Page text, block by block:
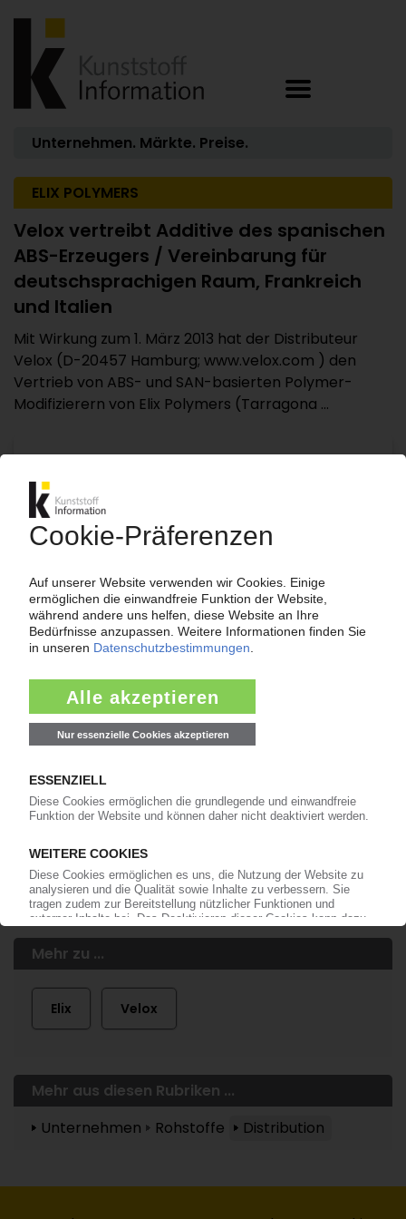
Unternehmen. Märkte. Preise.
ELIX POLYMERS
Velox vertreibt Additive des spanischen
ABS-Erzeugers / Vereinbarung für
deutschsprachigen Raum, Frankreich
und Italien
Mit Wirkung zum 1. März 2013 hat der Distributeur
Velox (D-20457 Hamburg; www.velox.com ) den
Vertrieb von ABS- und SAN-basierten Polymer-
Modifizierern von Elix Polymers (Tarragona ...
Inhalten im KIWeb ist ein Login erforderlich!
Ihr KI Zugang
jährlich kündbar
ab99€
Jetzt kostenlos testen
Bereits KI-Abonnent? Jetzt
anmelden!
Mehr zu ...
Elix Velox
Mehr aus diesen Rubriken ...
Unternehmen
Rohstoffe Distribution